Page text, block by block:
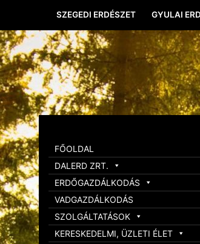
SZEGEDI ERDÉSZET GYULAI
FŐOLDAL
DALERD ZRT.
ERDŐGAZDÁLKODÁS
VADGAZDÁLKODÁS
SZOLGÁLTATÁSOK
KERESKEDELMI, ÜZLETI ÉLET